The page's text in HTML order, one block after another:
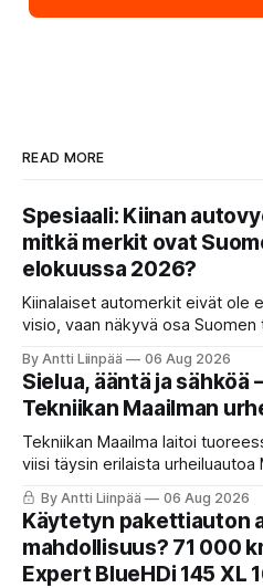
READ MORE
Spesiaali: Kiinan
mitkä merkit ovat
elokuussa 2026?
Kiinalaiset automerkit eivät ole
visio, vaan näkyvä osa
pakettiautoihin ja mitä syksyn
odottaa? Katso kattava katsaus
ostajan tärkeimpiin vinkkeihin!
By Antti Liinpää 06 Aug 2026
Sielua, ääntä ja sähköä
Tekniikan Maailman
Tekniikan Maailma laitoi
viisi täysin erilaista urheiluautoa
täyssähköiseen Hyundai Ioniq 6
käteen ja pani autot omaan
fiiliksen, käytettävyyden ja
By Antti Liinpää 06 Aug 2026
Käytetyn pakettiauton
mahdollisuus? 71 000
Expert BlueHDi 145 XL